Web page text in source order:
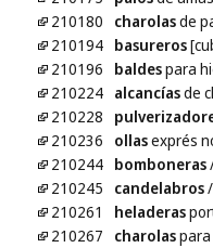
210180
charolasde
210194 basureros
210196
baldespara
210224 alcancíasde
210228
210236
ollasexprés
210244 bomboneras
210245
candelabros
210261
heladeras
210267
charolaspara